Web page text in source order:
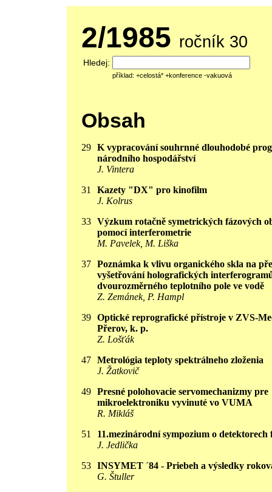
2/1985 ročník 30
Hledej:
příklad: +celostá* +konference -vakuová
Obsah
29 K vypracování souhrnné dlouhodobé
národního hospodářství
J. Vintera
31
Kazety "DX" pro kinofilm
J. Kolrus
33 Výzkum rotačně symetrických fázových
pomocí interferometrie
M. Pavelek, M. Liška
37 Poznámka k vlivu organického skla na
vyšetřování holografických
dvourozměrného teplotního pole ve vodě
Z. Zemánek, P. Hampl
39 Optické reprografické přístroje v ZVS-
Přerov, k. p.
Z. Lošťák
47 Metrológia teploty spektrálneho zloženia
J. Žatkovič
49 Presné polohovacie servomechanizmy pre
mikroelektroniku vyvinuté vo VUMA
R. Mikláš
51
11.mezinárodní sympozium o detektorech
J. Jedlička
53 INSYMET ´84 - Priebeh a výsledky
G. Štuller